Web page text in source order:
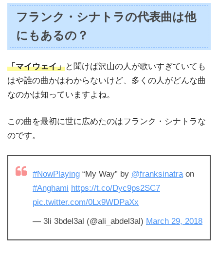
フランク・シナトラの代表曲は他
にもあるの？
「マイウェイ」と聞けば沢山の人が歌いすぎていても
はや誰の曲かはわからないけど、多くの人がどんな曲
なのかは知っていますよね。
この曲を最初に世に広めたのはフランク・シナトラな
のです。
#NowPlaying “My Way” by @franksinatraon
#Anghami https://t.co/Dyc9ps2SC7
pic.twitter.com/0Lx9WDPaXx
— 3li 3bdel3al (@ali_abdel3al) March 29, 2018